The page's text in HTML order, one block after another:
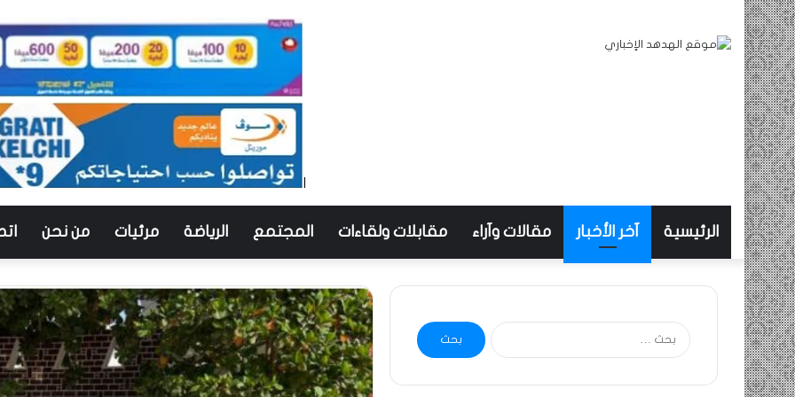
الرئيسية آخر الأخبار مقالات وآراء مقابلات ولقاءات المجتمع الرياضة مرئيات من نحن
البحث
عن: